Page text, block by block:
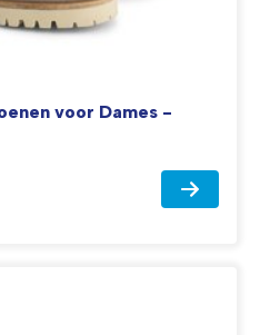
voor Dames -